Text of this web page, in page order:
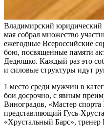
Владимирский
мая собрал множество
ежегодные Всероссийские
бою, посвященные памяти
Дедюшко. Каждый раз это
и силовые структуры идут
1 место среди мужчин в
бои досрочно, с явным
Виноградов, «Мастер
представляющий Гусь-
«Хрустальный Барс», тренер